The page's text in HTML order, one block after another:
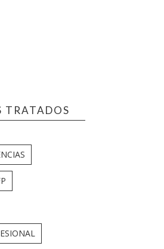
TRATADOS